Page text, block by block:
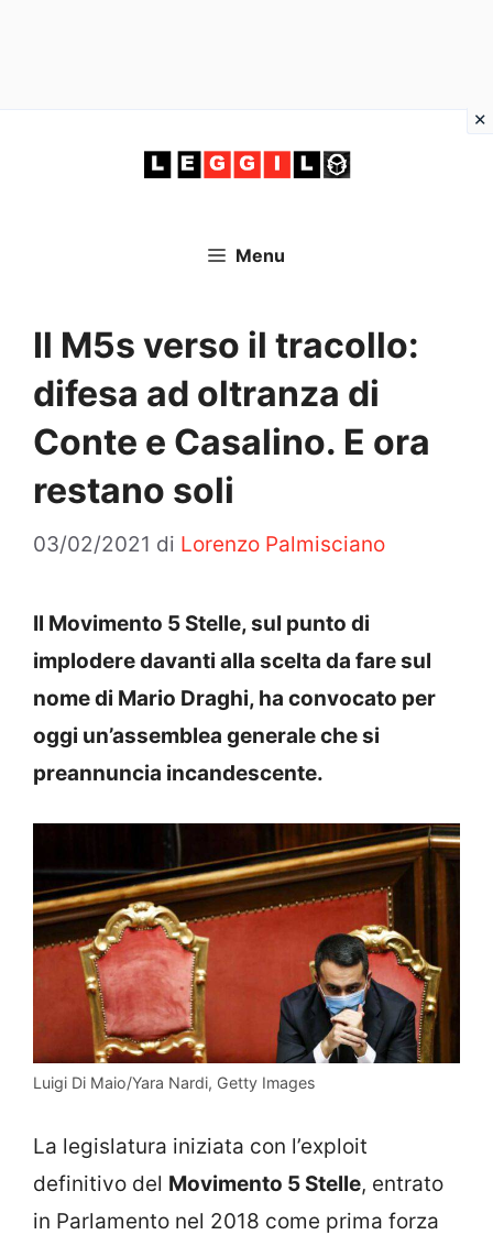
Menu
Il M5s verso il tracollo:
difesa ad oltranza di
Conte e Casalino. E ora
restano soli
03/02/2021 di Lorenzo Palmisciano
Il Movimento 5 Stelle, sul punto di
implodere davanti alla scelta da fare sul
nome di Mario Draghi, ha convocato per
oggi un’assemblea generale che si
preannuncia incandescente.
Luigi Di Maio/Yara Nardi, Getty Images
La legislatura iniziata con l’exploit
definitivo del Movimento 5 Stelle, entrato
in Parlamento nel 2018 come prima forza